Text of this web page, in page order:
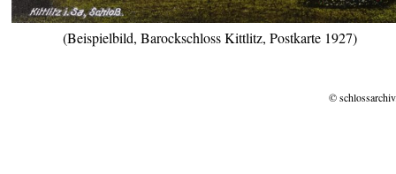
(Beispielbild, Barockschloss Kittlitz, Postkarte 1927)
©